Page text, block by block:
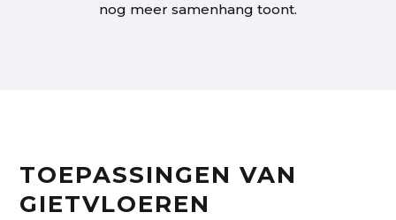
nog meer samenhang toont.
TOEPASSINGEN VAN
GIETVLOEREN